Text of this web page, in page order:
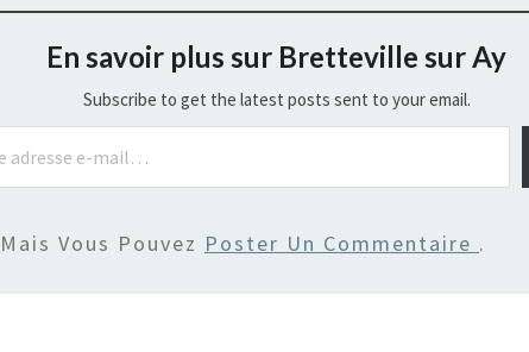
En savoir plus sur Bretteville sur Ay
Subscribe to get the latest posts sent to your email.
Vous Pouvez Poster Un Commentaire .